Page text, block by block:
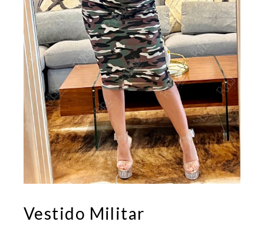
Vestido Militar